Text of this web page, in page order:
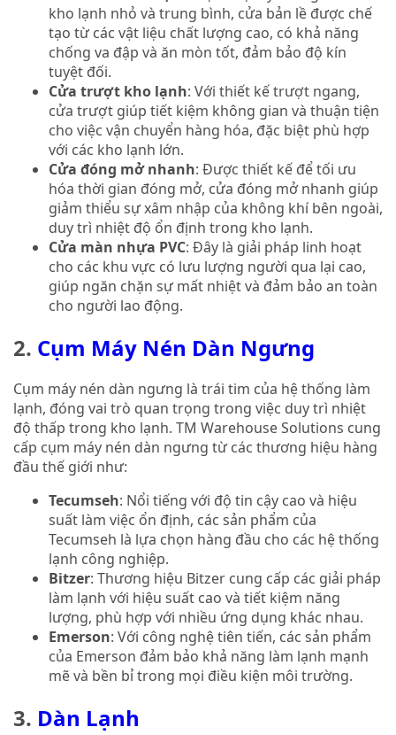
kho lạnh nhỏ và trung bình, cửa bản lề được chế
tạo từ các vật liệu chất lượng cao, có khả năng
chống va đập và ăn mòn tốt, đảm bảo độ kín
tuyệt đối.
Cửa trượt kho lạnh: Với thiết kế trượt ngang,
cửa trượt giúp tiết kiệm không gian và thuận tiện
cho việc vận chuyển hàng hóa, đặc biệt phù hợp
với các kho lạnh lớn.
Cửa đóng mở nhanh: Được thiết kế để tối ưu
hóa thời gian đóng mở, cửa đóng mở nhanh giúp
giảm thiểu sự xâm nhập của không khí bên ngoài,
duy trì nhiệt độ ổn định trong kho lạnh.
Cửa màn nhựa PVC: Đây là giải pháp linh hoạt
cho các khu vực có lưu lượng người qua lại cao,
giúp ngăn chặn sự mất nhiệt và đảm bảo an toàn
cho người lao động.
2. Cụm Máy Nén Dàn Ngưng
Cụm máy nén dàn ngưng là trái tim của hệ thống làm
lạnh, đóng vai trò quan trọng trong việc duy trì nhiệt
độ thấp trong kho lạnh. TM Warehouse Solutions cung
cấp cụm máy nén dàn ngưng từ các thương hiệu hàng
đầu thế giới như:
Tecumseh: Nổi tiếng với độ tin cậy cao và hiệu
suất làm việc ổn định, các sản phẩm của
Tecumseh là lựa chọn hàng đầu cho các hệ thống
lạnh công nghiệp.
Bitzer: Thương hiệu Bitzer cung cấp các giải pháp
làm lạnh với hiệu suất cao và tiết kiệm năng
lượng, phù hợp với nhiều ứng dụng khác nhau.
Emerson: Với công nghệ tiên tiến, các sản phẩm
của Emerson đảm bảo khả năng làm lạnh mạnh
mẽ và bền bỉ trong mọi điều kiện môi trường.
3. Dàn Lạnh